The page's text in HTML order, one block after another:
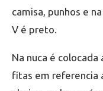
camisa, punhos e
V é preto.
Na nuca é colocada
fitas em referencia